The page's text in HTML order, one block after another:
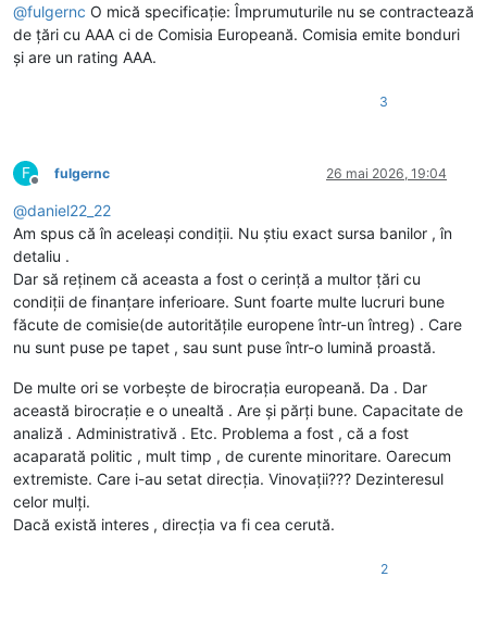
@fulgernc O mică specificație: Împrumuturile nu se contractează
de țări cu AAA ci de Comisia Europeană. Comisia emite bonduri
și are un rating AAA.
3
F
Deconectat
fulgernc 26 mai 2026, 19:04
@daniel22_22
Am spus că în aceleași condiții. Nu știu exact sursa banilor , în
detaliu .
Dar să reținem că aceasta a fost o cerință a multor țări cu
condiții de finanțare inferioare. Sunt foarte multe lucruri bune
făcute de comisie(de autoritățile europene într-un întreg) . Care
nu sunt puse pe tapet , sau sunt puse într-o lumină proastă.
De multe ori se vorbește de birocrația europeană. Da . Dar
această birocrație e o unealtă . Are și părți bune. Capacitate de
analiză . Administrativă . Etc. Problema a fost , că a fost
acaparată politic , mult timp , de curente minoritare. Oarecum
extremiste. Care i-au setat direcția. Vinovații??? Dezinteresul
celor mulți.
Dacă există interes , direcția va fi cea cerută.
2